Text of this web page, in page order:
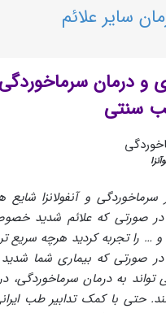
سایر علائم
درمان سرماخوردگی و
سنتی
و آنفولانزا شایع
در صورتی که علائم شدید
… را تجربه کردید هرچه سریع
در صورتی که بیماری شما شدید
به درمان سرماخوردگی،
حتی با کمک تدابیر طب